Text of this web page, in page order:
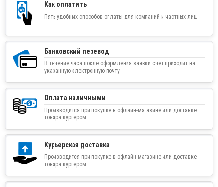
Как оплатить
Пять удобных способов оплаты для компаний и частных лиц
Банковский перевод
В течение часа после оформления заявки счет приходит на
указанную электронную почту
Оплата наличными
Производится при покупке в офлайн-магазине или доставке
товара курьером
Курьерская доставка
Производится при покупке в офлайн-магазине или доставке
товара курьером